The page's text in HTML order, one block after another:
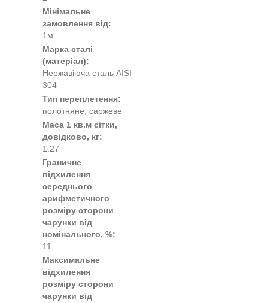
Мінімальне
замовлення від:
1м
Марка сталі
(матеріал):
Нержавіюча сталь AISI
304
Тип переплетення:
полотняне, саржеве
Маса 1 кв.м сітки,
довідково, кг:
1.27
Граничне
відхилення
середнього
арифметичного
розміру сторони
чарунки від
номінального, %:
11
Максимальне
відхилення
розміру сторони
чарунки від